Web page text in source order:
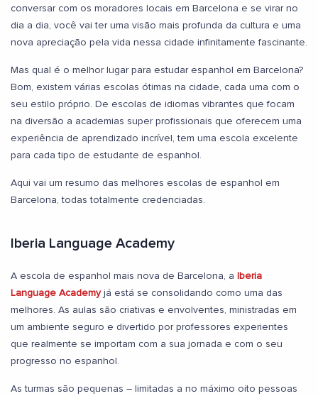
conversar com os moradores locais em Barcelona e se virar no
dia a dia, você vai ter uma visão mais profunda da cultura e uma
nova apreciação pela vida nessa cidade infinitamente fascinante.
Mas qual é o melhor lugar para estudar espanhol em Barcelona?
Bom, existem várias escolas ótimas na cidade, cada uma com o
seu estilo próprio. De escolas de idiomas vibrantes que focam
na diversão a academias super profissionais que oferecem uma
experiência de aprendizado incrível, tem uma escola excelente
para cada tipo de estudante de espanhol.
Aqui vai um resumo das melhores escolas de espanhol em
Barcelona, todas totalmente credenciadas.
Iberia Language Academy
A escola de espanhol mais nova de Barcelona, a Iberia
Language Academyjá está se consolidando como uma das
melhores. As aulas são criativas e envolventes, ministradas em
um ambiente seguro e divertido por professores experientes
que realmente se importam com a sua jornada e com o seu
progresso no espanhol.
As turmas são pequenas – limitadas a no máximo oito pessoas